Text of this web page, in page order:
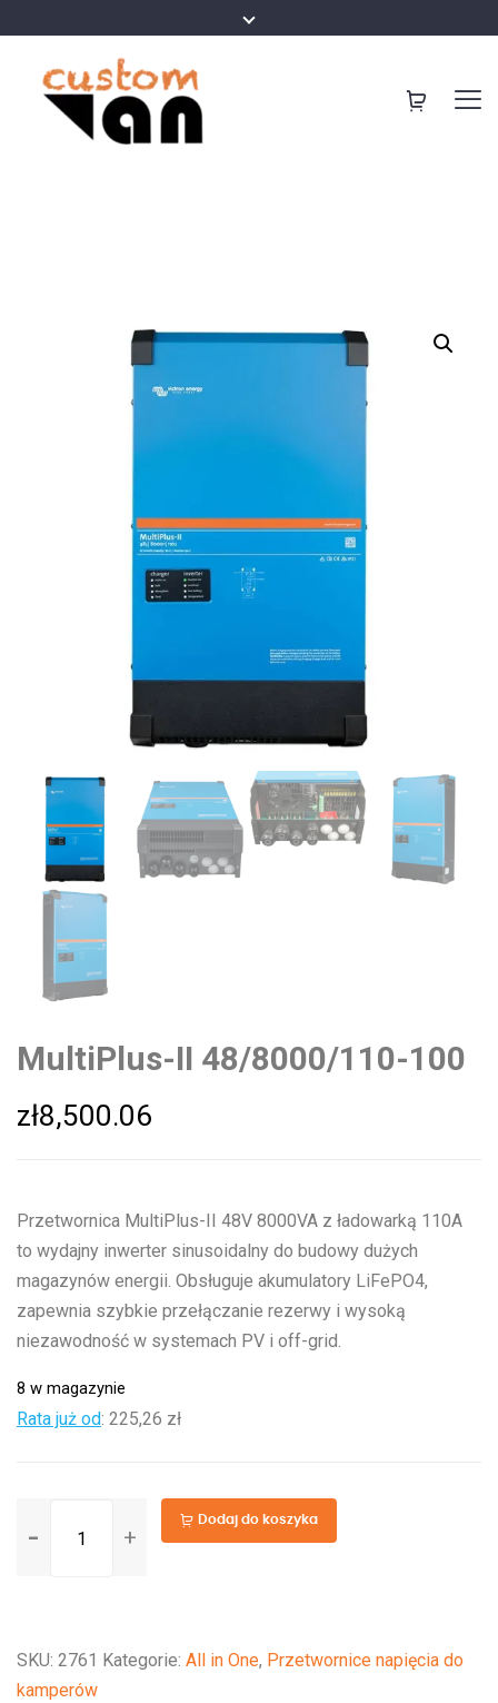
MultiPlus-II 48/8000/110-100
zł8,500.06
Przetwornica MultiPlus-II 48V 8000VA z ładowarką 110A
to wydajny inwerter sinusoidalny do budowy dużych
magazynów energii. Obsługuje akumulatory LiFePO4,
zapewnia szybkie przełączanie rezerwy i wysoką
niezawodność w systemach PV i off-grid.
8 w magazynie
Rata już od: 225,26 zł
MultiPlus-
Dodaj do koszyka
SKU: 2761 Kategorie: All in One, Przetwornice napięcia do
kamperów